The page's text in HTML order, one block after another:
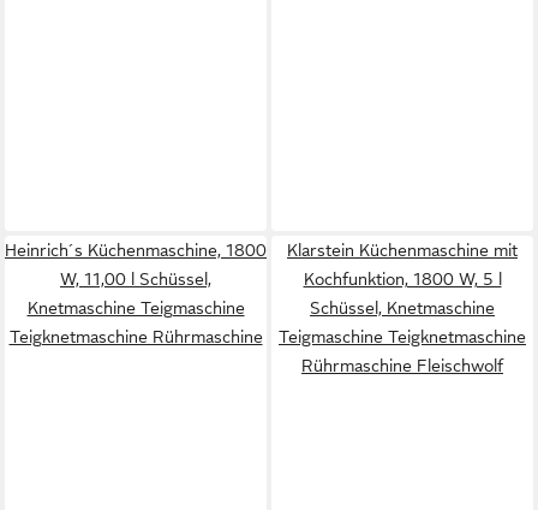
Heinrich´s Küchenmaschine, 1800
W, 11,00 l Schüssel,
Knetmaschine Teigmaschine
Teigknetmaschine Rührmaschine
Klarstein Küchenmaschine mit
Kochfunktion, 1800 W, 5 l
Schüssel, Knetmaschine
Teigmaschine Teigknetmaschine
Rührmaschine Fleischwolf